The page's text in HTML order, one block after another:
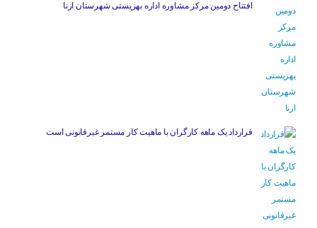
افتتاح دومین مرکز مشاوره اداره بهزیستی شهرستان ازنا
قرارداد یک ماهه کارگران با ماهیت کار مستمر غیرقانونی است